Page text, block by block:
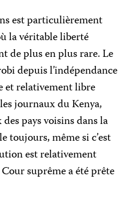
est particulièrement
la véritable liberté
de plus en plus rare. Le
depuis l’indépendance
et relativement libre
journaux du Kenya,
pays voisins dans la
toujours, même si c’est
est relativement
suprême a été prête